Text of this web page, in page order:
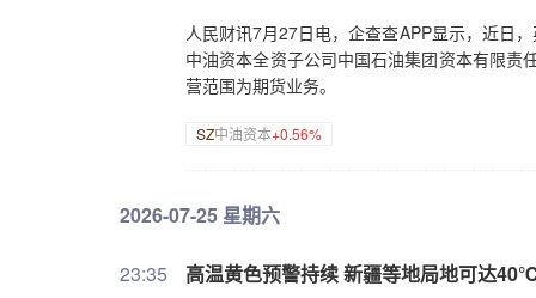
人民财讯7月27日电，企查查APP显示，近日
中油资本全资子公司中国石油集团资本有限
营范围为期货业务。
SZ中油资本+0.56%
2026-07-25 星期六
23:35 高温黄色预警持续 新疆等地局地可达